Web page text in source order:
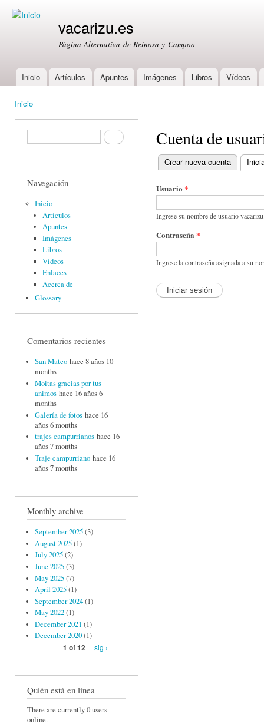
vacarizu.es
Página Alternativa de Reinosa y Campoo
Main menu
Inicio Artículos Apuntes Imágenes Libros Vídeos
Inicio
Formulario de búsquedaBuscar
Navegación
Inicio
Artículos
Apuntes
Imágenes
Libros
Vídeos
Enlaces
Acerca de
Glossary
Comentarios recientes
San Mateo hace 8 años 10
months
Moitas gracias por tus
animos hace 16 años 6
months
Galería de fotos hace 16
años 6 months
trajes campurrianos hace 16
años 7 months
Traje campurriano hace 16
años 7 months
Monthly archive
September 2025(3)
August 2025(1)
July 2025(2)
June 2025(3)
May 2025(7)
April 2025(1)
September 2024(1)
May 2022(1)
December 2021 (1)
December 2020(1)
1 of 12
sig ›
Quién está en línea
There are currently 0 users
online.
Cuenta de
Primary tabs
Crear nueva cuenta
Usuario *
Ingrese su nombre de usuario
Contraseña *
Ingrese la contraseña asignada a su